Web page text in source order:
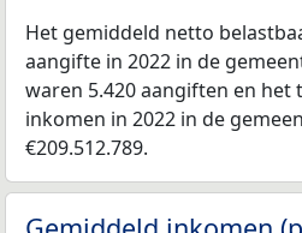
Het gemiddeld netto
aangifte in 2022 in de
waren 5.420 aangiften en
inkomen in 2022 in de
€209.512.789.